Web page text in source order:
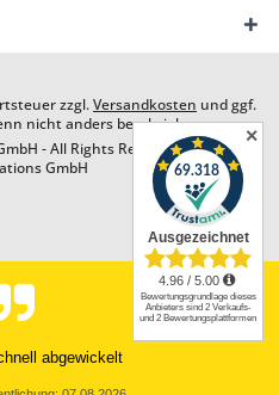
zzgl.Versandkosten und ggf.
nicht anders beschrieben
- All Rights Reserved. Design by
GmbH
abgewickelt
✕